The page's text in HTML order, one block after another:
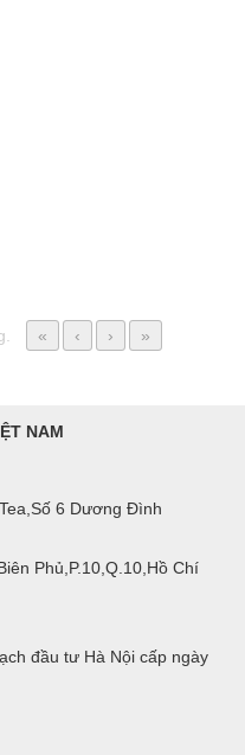
« ‹ › »
NAM
6 Dương Đình
Phủ,P.10,Q.10,Hồ Chí
đầu tư Hà Nội cấp ngày